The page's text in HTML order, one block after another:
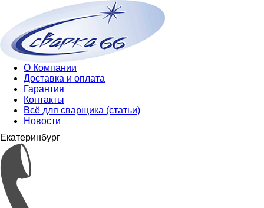
О Компании
Доставка и оплата
Гарантия
Контакты
Всё для сварщика (статьи)
Новости
Екатеринбург